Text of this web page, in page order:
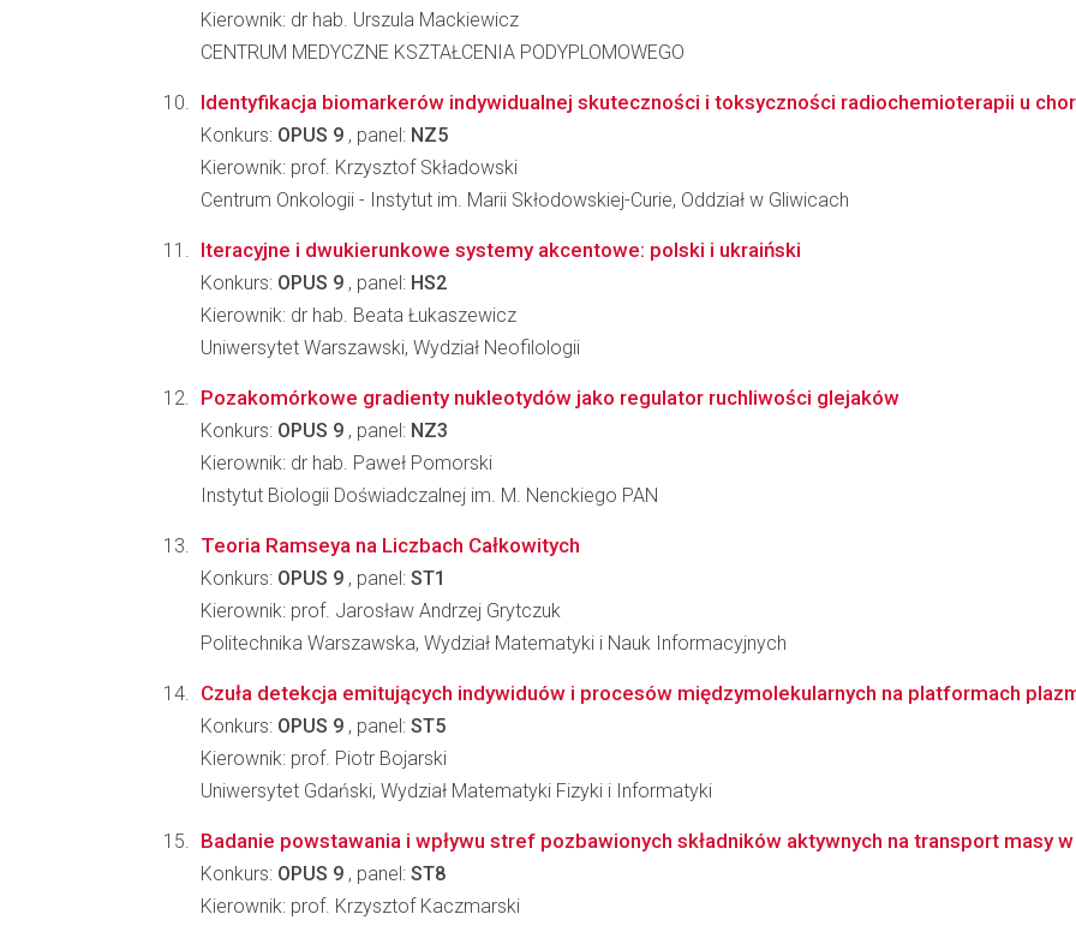
Kierownik: dr hab. Urszula Mackiewicz
CENTRUM MEDYCZNE KSZTAŁCENIA PODYPLOMOWEGO
Identyfikacja biomarkerów indywidualnej skuteczności i toksyczności radiochemioterapii u
Konkurs: OPUS 9 , panel: NZ5
Kierownik: prof. Krzysztof Składowski
Centrum Onkologii - Instytut im. Marii Skłodowskiej-Curie, Oddział w Gliwicach
Iteracyjne i dwukierunkowe systemy akcentowe: polski i ukraiński
Konkurs: OPUS 9 , panel: HS2
Kierownik: dr hab. Beata Łukaszewicz
Uniwersytet Warszawski, Wydział Neofilologii
Pozakomórkowe gradienty nukleotydów jako regulator ruchliwości glejaków
Konkurs: OPUS 9 , panel: NZ3
Kierownik: dr hab. Paweł Pomorski
Instytut Biologii Doświadczalnej im. M. Nenckiego PAN
Teoria Ramseya na Liczbach Całkowitych
Konkurs: OPUS 9 , panel: ST1
Kierownik: prof. Jarosław Andrzej Grytczuk
Politechnika Warszawska, Wydział Matematyki i Nauk Informacyjnych
Czuła detekcja emitujących indywiduów i procesów międzymolekularnych na platformach
Konkurs: OPUS 9 , panel: ST5
Kierownik: prof. Piotr Bojarski
Uniwersytet Gdański, Wydział Matematyki Fizyki i Informatyki
Badanie powstawania i wpływu stref pozbawionych składników aktywnych na transport masy
Konkurs: OPUS 9 , panel: ST8
Kierownik: prof. Krzysztof Kaczmarski